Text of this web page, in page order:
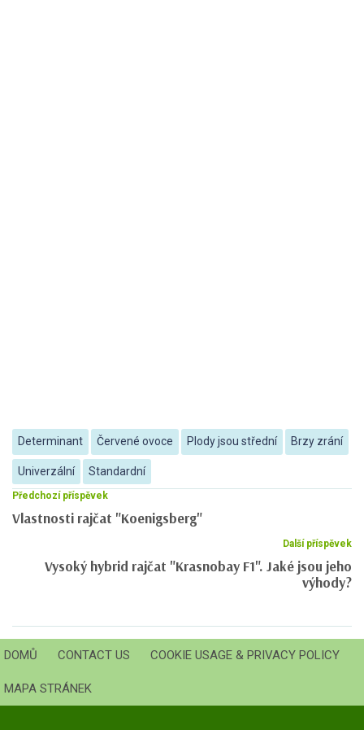
Determinant Červené ovoce Plody jsou střední Brzy zrání
Univerzální Standardní
Předchozí příspěvek
Vlastnosti rajčat "Koenigsberg"
Další příspěvek
Vysoký hybrid rajčat "Krasnobay F1". Jaké jsou jeho
výhody?
DOMŮ CONTACT US COOKIE USAGE & PRIVACY POLICY
MAPA STRÁNEK